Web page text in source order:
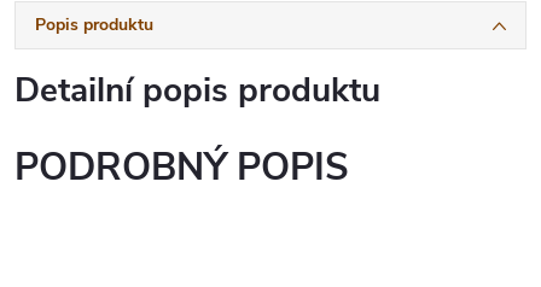
Popis produktu
Detailní popis produktu
PODROBNÝ POPIS